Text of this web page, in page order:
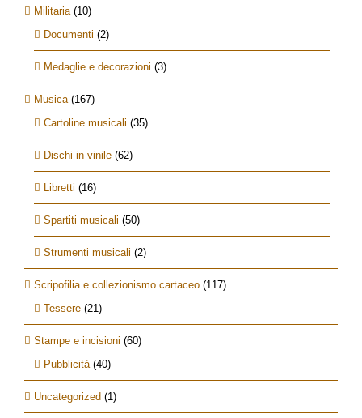
Militaria (10)
Documenti (2)
Medaglie e decorazioni (3)
Musica (167)
Cartoline musicali (35)
Dischi in vinile (62)
Libretti (16)
Spartiti musicali (50)
Strumenti musicali (2)
Scripofilia e collezionismo cartaceo (117)
Tessere (21)
Stampe e incisioni (60)
Pubblicità (40)
Uncategorized (1)